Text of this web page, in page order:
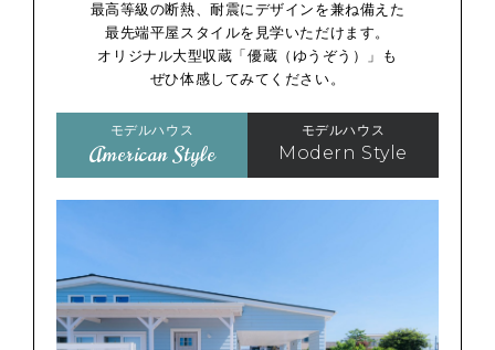
最高等級の断熱、耐震にデザインを兼ね備えた
最先端平屋スタイルを見学いただけます。
オリジナル大型収蔵「優蔵（ゆうぞう）」も
ぜひ体感してみてください。
モデルハウス
American Style
モデルハウス
Modern Style